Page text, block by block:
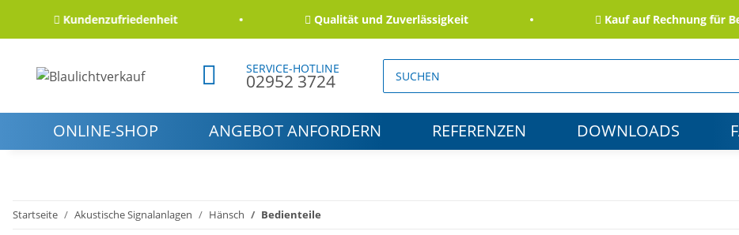
Kundenzufriedenheit Qualität und Zuverlässigkeit Kauf auf Rechnung für
SERVICE-HOTLINE
02952 3724
ONLINE-SHOP ANGEBOT ANFORDERN REFERENZEN DOWNLOADS
Startseite Akustische Signalanlagen Hänsch Bedienteile